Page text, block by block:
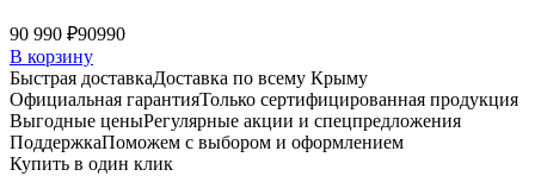
90 990 ₽90990
В корзину
Быстрая доставкаДоставка по всему Крыму
Официальная гарантияТолько сертифицированная продукция
Выгодные ценыРегулярные акции и спецпредложения
ПоддержкаПоможем с выбором и оформлением
Купить в один клик